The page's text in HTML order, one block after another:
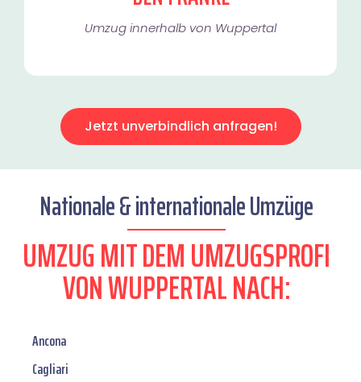
Umzug innerhalb von Wuppertal​
Jetzt unverbindlich anfragen!
Nationale & internationale Umzüge
UMZUG MIT DEM UMZUGSPROFI
VON WUPPERTAL NACH:
Ancona
Cagliari